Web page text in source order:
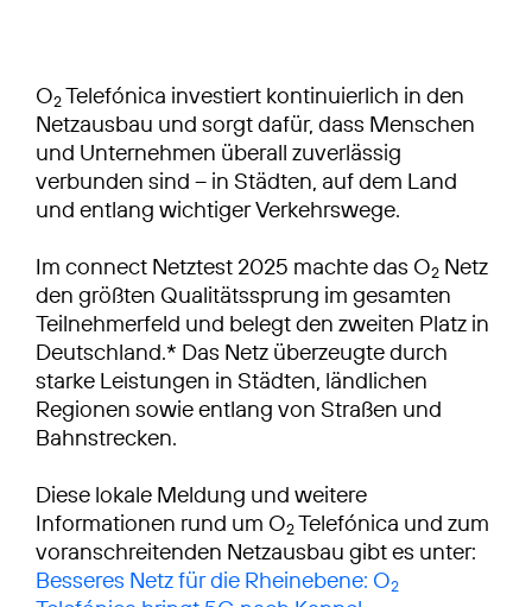
O2Telefónica investiert kontinuierlich in den
Netzausbau und sorgt dafür, dass Menschen
und Unternehmen überall zuverlässig
verbunden sind – in Städten, auf dem Land
und entlang wichtiger Verkehrswege.
Im connect Netztest 2025 machte das O2 Netz
den größten Qualitätssprung im gesamten
Teilnehmerfeld und belegt den zweiten Platz in
Deutschland.* Das Netz überzeugte durch
starke Leistungen in Städten, ländlichen
Regionen sowie entlang von Straßen und
Bahnstrecken.
Diese lokale Meldung und weitere
Informationen rund um O2Telefónica und zum
voranschreitenden Netzausbau gibt es unter:
Besseres Netz für die Rheinebene: O2